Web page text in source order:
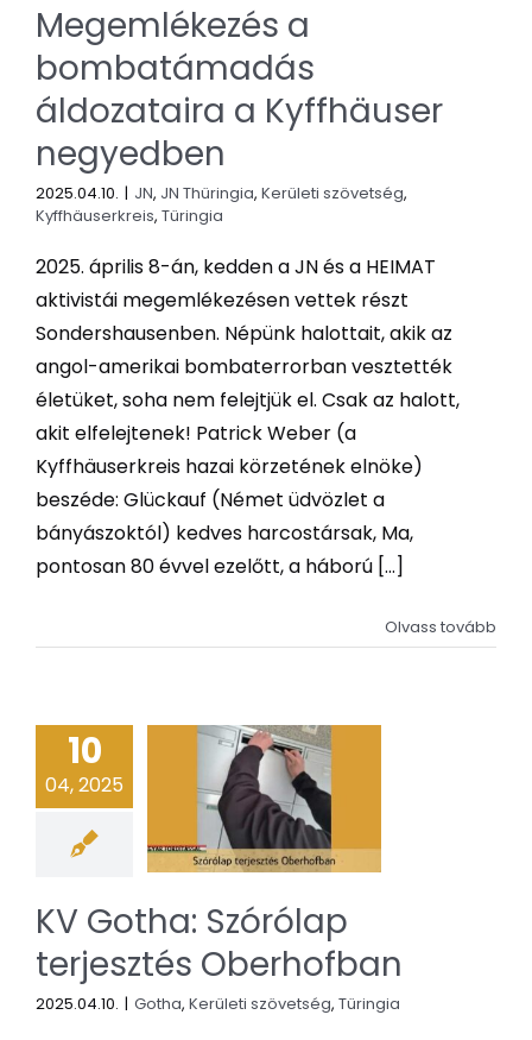
Megemlékezés a
bombatámadás
áldozataira a Kyffhäuser
negyedben
2025.04.10. | JN, JN Thüringia, Kerületi szövetség,
Kyffhäuserkreis, Türingia
2025. április 8-án, kedden a JN és a HEIMAT
aktivistái megemlékezésen vettek részt
Sondershausenben. Népünk halottait, akik az
angol-amerikai bombaterrorban vesztették
életüket, soha nem felejtjük el. Csak az halott,
akit elfelejtenek! Patrick Weber (a
Kyffhäuserkreis hazai körzetének elnöke)
beszéde: Glückauf (Német üdvözlet a
bányászoktól) kedves harcostársak, Ma,
pontosan 80 évvel ezelőtt, a háború [...]
Olvass tovább
10
04, 2025
KV Gotha: Szórólap
terjesztés Oberhofban
2025.04.10. | Gotha, Kerületi szövetség, Türingia